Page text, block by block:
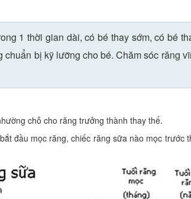
1 thời gian dài, có bé thay sớm, có bé
bị kỹ lưỡng cho bé. Chăm sóc răng
chỗ cho răng trưởng thành thay thế.
đầu mọc răng, chiếc răng sữa nào mọc trước